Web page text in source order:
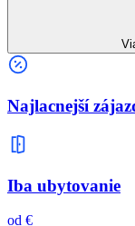
Najlacnejší
Iba ubytovanie
od €